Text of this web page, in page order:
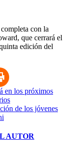
con la
que cerrará el
edición del
en los próximos
de los jóvenes
AUTOR